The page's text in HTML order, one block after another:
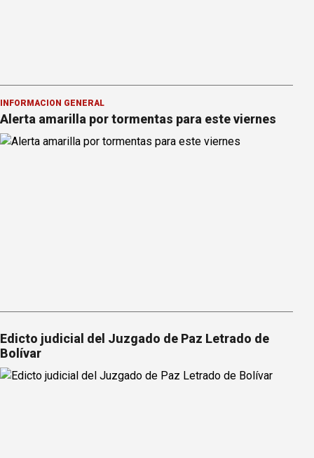
INFORMACION GENERAL
Alerta amarilla por tormentas para este viernes
Edicto judicial del Juzgado de Paz Letrado de
Bolívar